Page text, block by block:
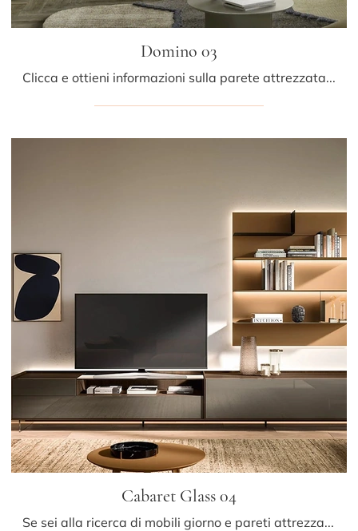
Domino 03
Clicca e ottieni informazioni sulla parete attrezzata Domino 03 del brand Sangiacomo: è la soluzione dalle linee moderne perfetta per te.
Cabaret Glass 04
Se sei alla ricerca di mobili giorno e pareti attrezzate moderne, opta per il modello Cabaret Glass 04 di Sangiacomo: clicca e scopri di più!